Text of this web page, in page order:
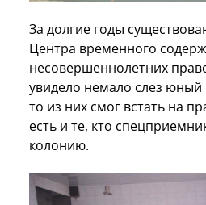
За долгие годы
Центра временного
несовершеннолетних
увидело немало слез юный
то из них смог встать на
есть и те, кто
колонию.